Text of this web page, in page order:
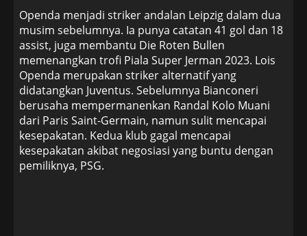
Openda menjadi striker andalan Leipzig dalam dua
musim sebelumnya. Ia punya catatan 41 gol dan 18
assist, juga membantu Die Roten Bullen
memenangkan trofi Piala Super Jerman 2023. Lois
Openda merupakan striker alternatif yang
didatangkan Juventus. Sebelumnya Bianconeri
berusaha mempermanenkan Randal Kolo Muani
dari Paris Saint-Germain, namun sulit mencapai
kesepakatan. Kedua klub gagal mencapai
kesepakatan akibat negosiasi yang buntu dengan
pemiliknya, PSG.